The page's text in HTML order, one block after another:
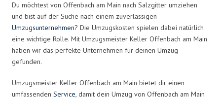
Du möchtest von Offenbach am Main nach Salzgitter umziehen
und bist auf der Suche nach einem zuverlässigen
Umzugsunternehmen? Die Umzugskosten spielen dabei natürlich
eine wichtige Rolle. Mit Umzugsmeister Keller Offenbach am Main
haben wir das perfekte Unternehmen für deinen Umzug
gefunden.
Umzugsmeister Keller Offenbach am Main bietet dir einen
umfassenden Service, damit dein Umzug von Offenbach am Main